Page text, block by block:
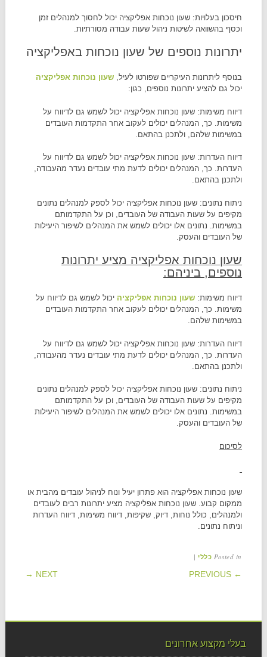
חיסכון בעלויות: שעון נוכחות אפליקציה יכול לחסוך למנהלים זמן
וכסף בהשוואה לשיטות ניהול שעות עבודה מסורתיות.
יתרונות נוספים של שעון נוכחות באפליקציה
בנוסף ליתרונות העיקריים שפורטו לעיל, שעון נוכחות אפליקציה
יכול גם להציע יתרונות נוספים, כגון:
דיווח משימות: שעון נוכחות אפליקציה יכול לשמש גם לדיווח על
משימות. כך, המנהלים יכולים לעקוב אחר התקדמות העובדים
במשימות שלהם, ולתכנן בהתאם.
דיווח העדרות: שעון נוכחות אפליקציה יכול לשמש גם לדיווח על
העדרות. כך, המנהלים יכולים לדעת מתי עובדים נעדר מהעבודה,
ולתכנן בהתאם.
ניתוח נתונים: שעון נוכחות אפליקציה יכול לספק למנהלים נתונים
מקיפים על שעות העבודה של העובדים, וכן על התקדמותם
במשימות. נתונים אלו יכולים לשמש את המנהלים לשיפור היעילות
של העובדים והעסק.
שעון נוכחות אפליקציה מציע יתרונות
נוספים, ביניהם:
דיווח משימות: שעון נוכחות אפליקציה יכול לשמש גם לדיווח על
משימות. כך, המנהלים יכולים לעקוב אחר התקדמות העובדים
במשימות שלהם.
דיווח העדרות: שעון נוכחות אפליקציה יכול לשמש גם לדיווח על
העדרות. כך, המנהלים יכולים לדעת מתי עובדים נעדר מהעבודה,
ולתכנן בהתאם.
ניתוח נתונים: שעון נוכחות אפליקציה יכול לספק למנהלים נתונים
מקיפים על שעות העבודה של העובדים, וכן על התקדמותם
במשימות. נתונים אלו יכולים לשמש את המנהלים לשיפור היעילות
של העובדים והעסק.
לסיכום
שעון נוכחות אפליקציה הוא פתרון יעיל ונוח לניהול עובדים מהבית או
ממקום קבוע. שעון נוכחות אפליקציה מציע יתרונות רבים לעובדים
ולמנהלים, כולל נוחות, דיוק, שקיפות, דיווח משימות, דיווח העדרות
וניתוח נתונים.
Posted in כללי |
POST NAVIGATION
← PREVIOUS
NEXT →
בעלי מקצוע אחרונים